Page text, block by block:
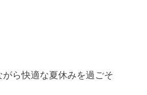
ら快適な夏休みを過ごそ